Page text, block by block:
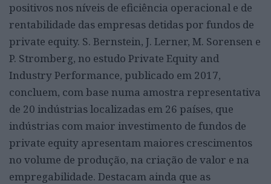
positivos nos níveis de eficiência operacional e de
rentabilidade das empresas detidas por fundos de
private equity. S. Bernstein, J. Lerner, M. Sorensen e
P. Stromberg, no estudo Private Equity and
Industry Performance, publicado em 2017,
concluem, com base numa amostra representativa
de 20 indústrias localizadas em 26 países, que
indústrias com maior investimento de fundos de
private equity apresentam maiores crescimentos
no volume de produção, na criação de valor e na
empregabilidade. Destacam ainda que as